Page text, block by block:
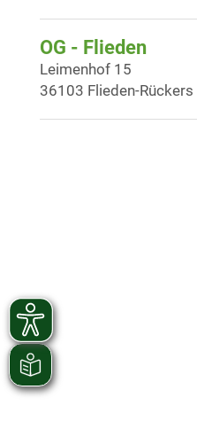
OG - Flieden
Leimenhof 15
36103 Flieden-Rückers